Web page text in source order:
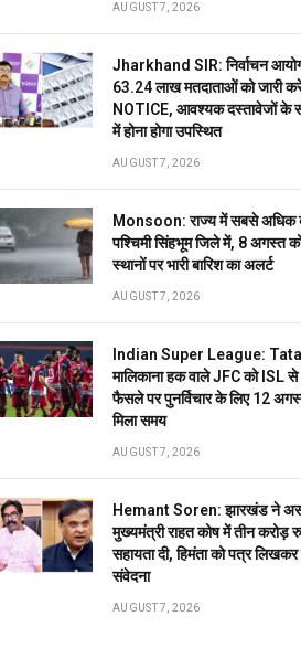
AUGUST 7, 2026
Jharkhand SIR: निर्वाचन
63.24 लाख मतदाताओं को जारी
NOTICE, आवश्यक दस्तावेजों के
में होना होगा उपस्थित
AUGUST 7, 2026
Monsoon: राज्य में सबसे अधिक
पश्चिमी सिंहभूम जिले में, 8 अगस्त
स्थानों पर भारी बारिश का अलर्ट
AUGUST 7, 2026
Indian Super League:
मालिकाना हक वाले JFC को ISL
फैसले पर पुनर्विचार के लिए 12
मिला समय
AUGUST 7, 2026
Hemant Soren: झारखंड ने
मुख्यमंत्री राहत कोष में तीन करोड़
सहायता दी, हिमंता को पत्र लिखकर
संवेदना
AUGUST 7, 2026